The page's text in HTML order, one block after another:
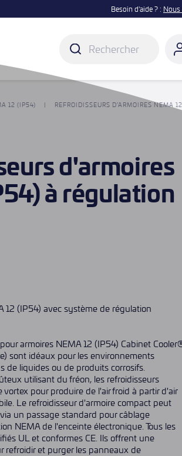
Besoin d'aide ? : Nous
12 (IP54) REFROIDISSEURS D’ARMOIRES NEMA
d'armoires
à régulation
12 (IP54) avec système de régulation
armoires NEMA 12 (IP54) Cabinet
sont idéaux pour les environnements
de liquides ou de produits corrosifs.
utilisant du fréon, les refroidisseurs
pour produire de l'air froid à partir d'air
Le refroidisseur d'armoire compact peut
un passage standard pour câblage
NEMA de l'enceinte électronique. Tous les
UL et conformes CE. Ils offrent une
refroidir et purger les panneaux de